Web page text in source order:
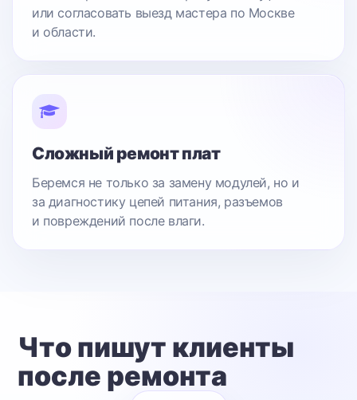
или согласовать выезд мастера по Москве
и области.
Сложный ремонт плат
Беремся не только за замену модулей, но и
за диагностику цепей питания, разъемов
и повреждений после влаги.
Что пишут клиенты
после ремонта